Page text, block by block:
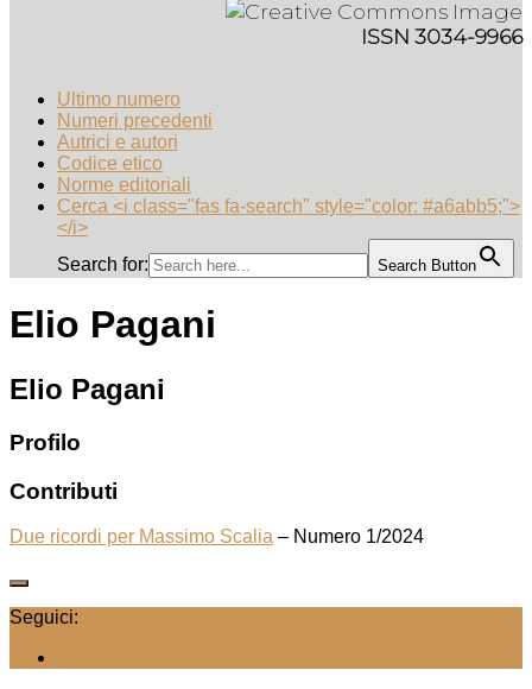
ISSN 3034-9966
Ultimo numero
Numeri precedenti
Autrici e autori
Codice etico
Norme editoriali
Cerca <i class="fas fa-search" style="color: #a6abb5;">
</i>
Search for:
Search Button
Elio Pagani
Elio Pagani
Profilo
Contributi
Due ricordi per Massimo Scalia – Numero 1/2024
Seguici: